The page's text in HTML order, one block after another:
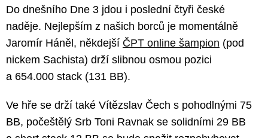
Do dnešního Dne 3 jdou i poslední čtyři české
naděje. Nejlepším z našich borců je momentálně
Jaromír Háněl, někdejší ČPT online šampion (pod
nickem Sachista) drží slibnou osmou pozici
a 654.000 stack (131 BB).
Ve hře se drží také Vítězslav Čech s pohodlnými 75
BB, počeštělý Srb Toni Ravnak se solidními 29 BB